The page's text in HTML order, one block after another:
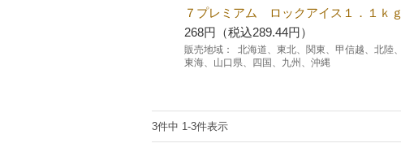
７プレミアム ロックアイス１．１ｋｇ
268円（税込289.44円）
販売地域：
北海道、東北、関東、甲信越、北陸、
東海、山口県、四国、九州、沖縄
3件中 1-3件表示